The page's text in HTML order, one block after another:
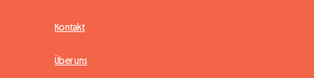
Kontakt
Über uns